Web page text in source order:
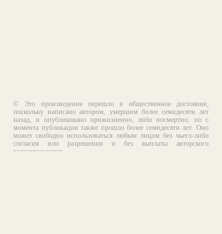
© Это произведение перешло в общественное достояние,
поскольку написано автором, умершим более семидесяти лет
назад, и опубликовано прижизненно, либо посмертно, но с
момента публикации также прошло более семидесяти лет. Оно
может свободно использоваться любым лицом без чьего-либо
согласия или разрешения и без выплаты авторского
вознаграждения.